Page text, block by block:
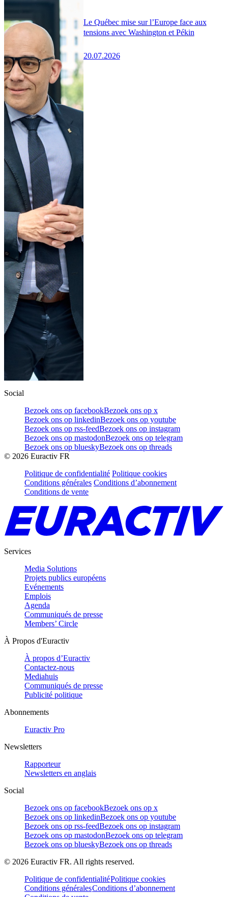
Le Québec mise sur l’Europe face aux
tensions avec Washington et Pékin
20.07.2026
Social
Bezoek ons op facebookBezoek ons op x
Bezoek ons op linkedinBezoek ons op youtube
Bezoek ons op rss-feedBezoek ons op instagram
Bezoek ons op mastodonBezoek ons op telegram
Bezoek ons op blueskyBezoek ons op threads
© 2026 Euractiv FR
Politique de confidentialité Politique cookies
Conditions générales Conditions d’abonnement
Conditions de vente
Services
Media Solutions
Projets publics européens
Evénements
Emplois
Agenda
Communiqués de presse
Members’ Circle
À Propos d'Euractiv
À propos d’Euractiv
Contactez-nous
Mediahuis
Communiqués de presse
Publicité politique
Abonnements
Euractiv Pro
Newsletters
Rapporteur
Newsletters en anglais
Social
Bezoek ons op facebookBezoek ons op x
Bezoek ons op linkedinBezoek ons op youtube
Bezoek ons op rss-feedBezoek ons op instagram
Bezoek ons op mastodonBezoek ons op telegram
Bezoek ons op blueskyBezoek ons op threads
© 2026 Euractiv FR. All rights reserved.
Politique de confidentialitéPolitique cookies
Conditions généralesConditions d’abonnement